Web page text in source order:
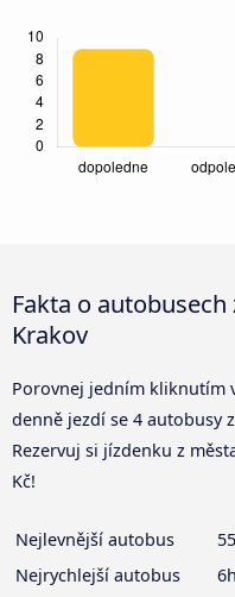
Fakta o
Krakov
Porovnej jedním kliknutím
denně jezdí se 4 autobusy
Rezervuj si jízdenku z
Kč!
Nejlevnější autobus
Nejrychlejší autobus